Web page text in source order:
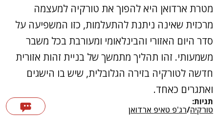
מטרת ארדואן היא להפוך את טורקיה למעצמה
מרכזית שאינה ניתנת להתעלמות, כזו המשפיעה על
סדר היום האזורי והבינלאומי ומעורבת בכל משבר
משמעותי. זהו תהליך מתמשך של בניית זהות אזורית
חדשה לטורקיה בזירה הגלובלית, שיש בו הישגים
ואתגרים כאחד.
תגיות:
טורקיה/רג'פ טאיפ ארדואן